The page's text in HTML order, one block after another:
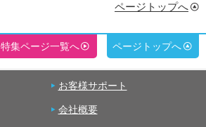
ページトップへ
特集ページ一覧へ ページトップへ
お客様サポート
会社概要